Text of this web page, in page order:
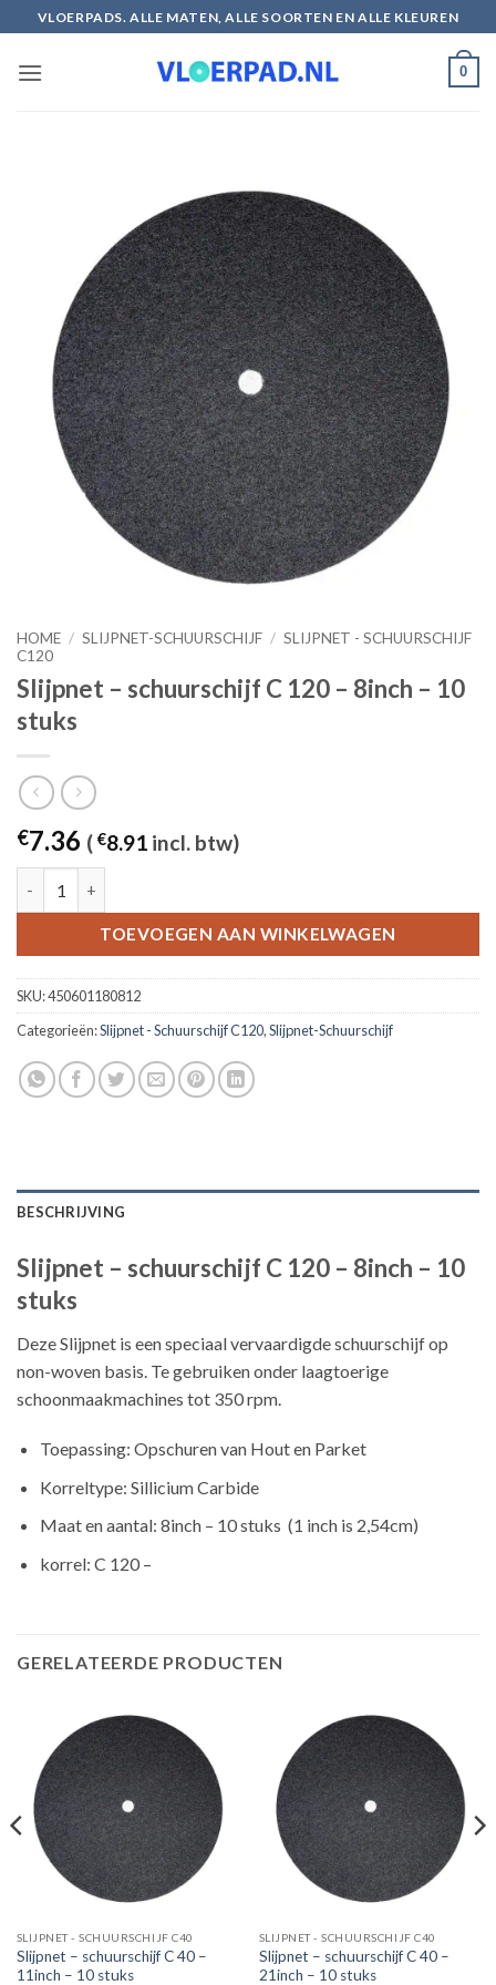
naar
inhoud
VLOERPADS. ALLE MATEN, ALLE SOORTEN EN ALLE KLEUREN
0
HOME / SLIJPNET-SCHUURSCHIJF / SLIJPNET - SCHUURSCHIJF
C120
Slijpnet – schuurschijf C 120 – 8inch – 10
stuks
€7.36 ( €8.91 incl. btw)
TOEVOEGEN AAN WINKELWAGEN
SKU:450601180812
Categorieën:Slijpnet - Schuurschijf C120,Slijpnet-Schuurschijf
BESCHRIJVING
Slijpnet – schuurschijf C 120 – 8inch – 10
stuks
Deze Slijpnet is een speciaal vervaardigde schuurschijf op
non-woven basis. Te gebruiken onder laagtoerige
schoonmaakmachines tot 350 rpm.
Toepassing: Opschuren van Hout en Parket
Korreltype: Sillicium Carbide
Maat en aantal: 8inch – 10 stuks (1 inch is 2,54cm)
korrel: C 120 –
GERELATEERDE PRODUCTEN
SLIJPNET - SCHUURSCHIJF C40
Slijpnet – schuurschijf C 40 –
11inch – 10 stuks
SLIJPNET - SCHUURSCHIJF C40
Slijpnet – schuurschijf C 40 –
21inch – 10 stuks